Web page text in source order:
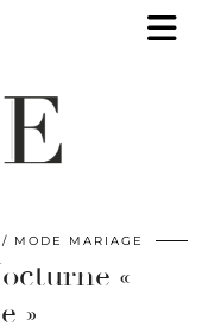
MODE MARIAGE
«
»